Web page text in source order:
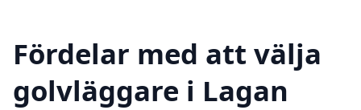
Fördelar med att välja
golvläggare i Lagan